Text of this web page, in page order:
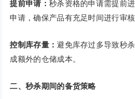
提前申请： 秒杀资格的申请需提前
申请，确保产品有充足时间进行审
控制库存量：避免库存过多导致秒
成额外的仓储成本。
二、秒杀期间的备货策略